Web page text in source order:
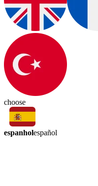
choose
espanholespañol